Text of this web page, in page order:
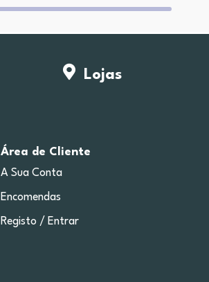
Lojas
Área de Cliente
A Sua Conta
Encomendas
Registo / Entrar